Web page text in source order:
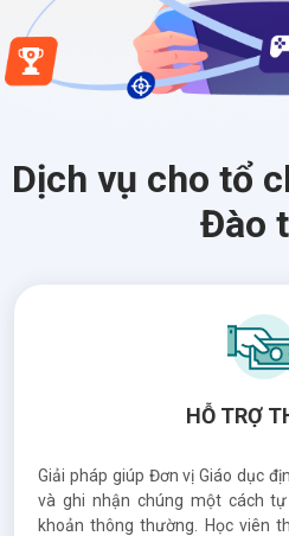
Dịch vụ cho tổ
Đào
HỖ TRỢ
Giải pháp giúp Đơn vị Giáo dục
và ghi nhận chúng một cách
khoản thông thường. Học viên